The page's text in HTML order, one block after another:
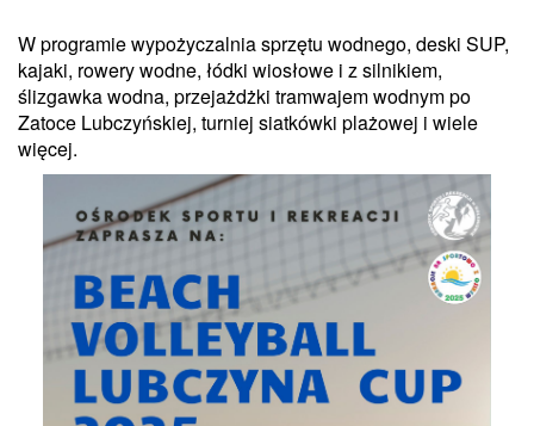
W programie wypożyczalnia sprzętu wodnego, deski SUP,
kajaki, rowery wodne, łódki wiosłowe i z silnikiem,
ślizgawka wodna, przejażdżki tramwajem wodnym po
Zatoce Lubczyńskiej, turniej siatkówki plażowej i wiele
więcej.